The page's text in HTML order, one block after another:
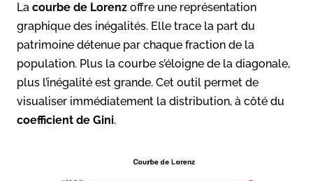
La courbe de Lorenz offre une représentation
graphique des inégalités. Elle trace la part du
patrimoine détenue par chaque fraction de la
population. Plus la courbe s’éloigne de la diagonale,
plus l’inégalité est grande. Cet outil permet de
visualiser immédiatement la distribution, à côté du
coefficient de Gini.